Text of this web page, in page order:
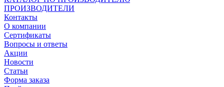
ПРОИЗВОДИТЕЛИ
Контакты
О компании
Сертификаты
Вопросы и ответы
Акции
Новости
Статьи
Форма заказа